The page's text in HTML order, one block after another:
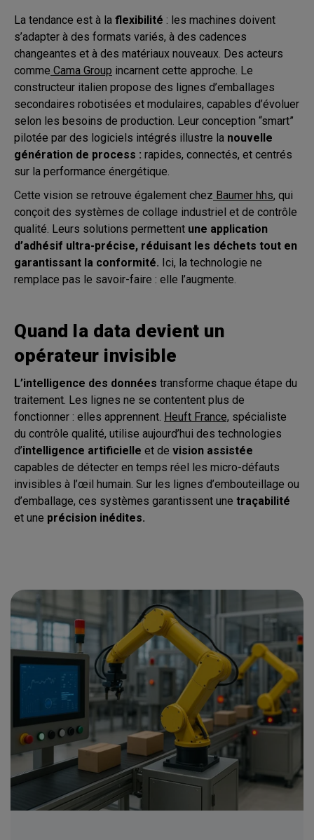
La tendance est à la flexibilité : les machines doivent
s’adapter à des formats variés, à des cadences
changeantes et à des matériaux nouveaux. Des acteurs
comme Cama Group incarnent cette approche. Le
constructeur italien propose des lignes d’emballages
secondaires robotisées et modulaires, capables d’évoluer
selon les besoins de production. Leur conception “smart”
pilotée par des logiciels intégrés illustre la nouvelle
génération de process : rapides, connectés, et centrés
sur la performance énergétique.
Cette vision se retrouve également chez Baumer hhs, qui
conçoit des systèmes de collage industriel et de contrôle
qualité. Leurs solutions permettent une application
d’adhésif ultra-précise, réduisant les déchets tout en
garantissant la conformité. Ici, la technologie ne
remplace pas le savoir-faire : elle l’augmente.
Quand la data devient un
opérateur invisible
L’intelligence des données transforme chaque étape du
traitement. Les lignes ne se contentent plus de
fonctionner : elles apprennent. Heuft France, spécialiste
du contrôle qualité, utilise aujourd’hui des technologies
d’intelligence artificielle et de vision assistée
capables de détecter en temps réel les micro-défauts
invisibles à l’œil humain. Sur les lignes d’embouteillage ou
d’emballage, ces systèmes garantissent une traçabilité
et une précision inédites.